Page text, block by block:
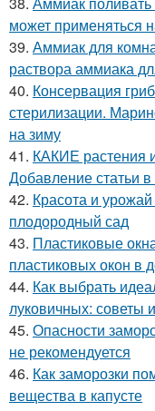
может применяться
39. Аммиак для
раствора аммиака
40. Консервация
стерилизации.
на зиму
41. КАКИЕ растения
Добавление статьи
42. Красота и
плодородный сад
43. Пластиковые
пластиковых окон в
44. Как выбрать
луковичных: советы
45. Опасности
не рекомендуется
46. Как заморозки
вещества в капусте